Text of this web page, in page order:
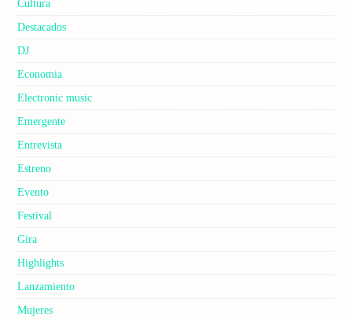
Cultura
Destacados
DJ
Economia
Electronic music
Emergente
Entrevista
Estreno
Evento
Festival
Gira
Highlights
Lanzamiento
Mujeres